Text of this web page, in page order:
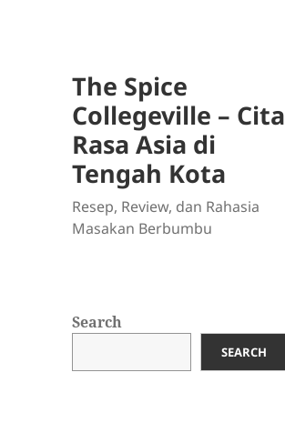
The Spice
Collegeville – Cita
Rasa Asia di
Tengah Kota
Resep, Review, dan Rahasia
Masakan Berbumbu
Search
SEARCH